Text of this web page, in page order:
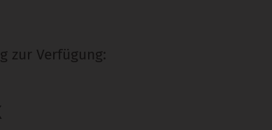
zur Verfügung: